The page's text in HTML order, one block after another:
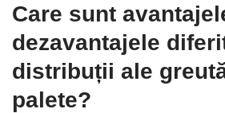
Care sunt
dezavantajele
distribuții ale
palete?